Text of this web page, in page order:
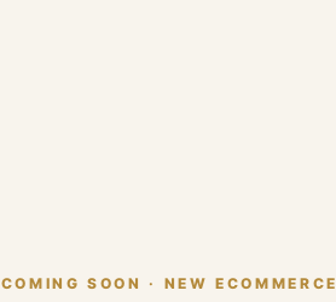
COMING SOON · NEW ECOMMERCE